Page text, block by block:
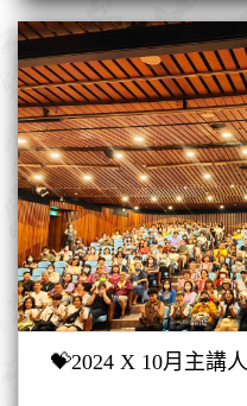
💝2024 X 10月主講